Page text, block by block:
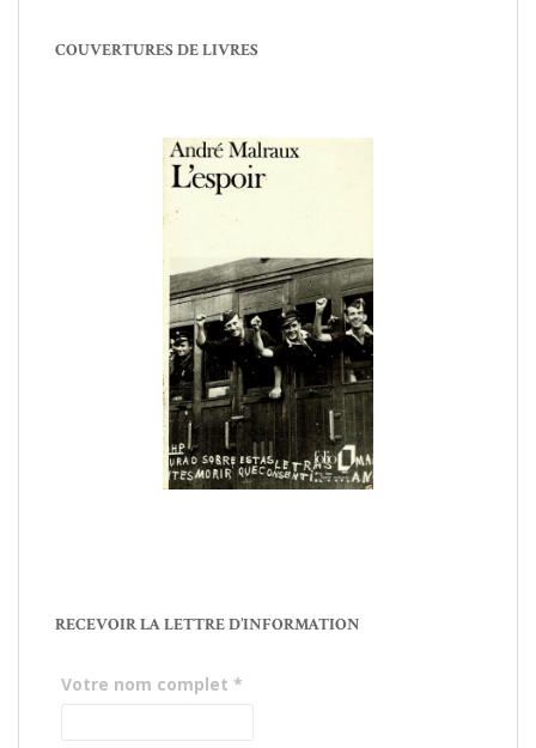
COUVERTURES DE LIVRES
RECEVOIR LA LETTRE D’INFORMATION
Votre nom complet *